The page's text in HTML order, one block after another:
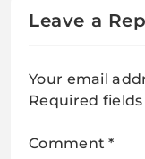
Leave a
Your email
Required
Comment*